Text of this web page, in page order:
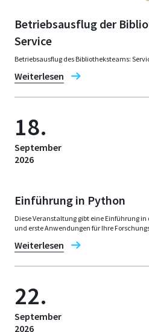
Betriebsausflug der
Service
Betriebsausflug des Bibliotheksteams:
Weiterlesen
18.
September
2026
Einführung in Python
Diese Veranstaltung gibt eine Einführung
und erste Anwendungen für Ihre
Weiterlesen
22.
September
2026